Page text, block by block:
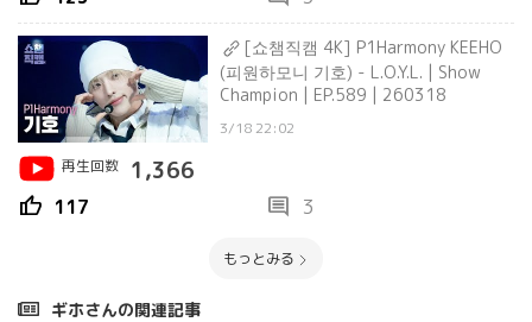
[쇼챔직캠 4K] P1Harmony KEEHO
(피원하모니 기호) - L.O.Y.L. | Show
Champion | EP.589 | 260318
3/18 22:02
再生回数
1,366
thumb_up 117 comment 3
もっとみる
ギホさんの関連記事